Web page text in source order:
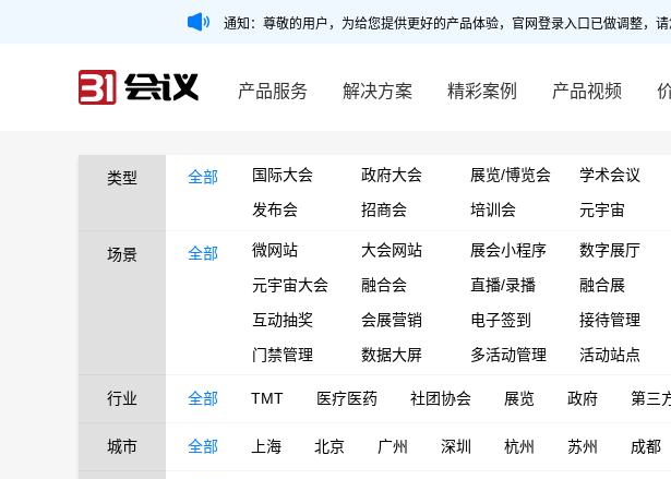
通知：尊敬的用户，为给您提供更好的产品体验，官网登录入口已做调整，
产品服务 解决方案 精彩案例 产品视频
类型 全部 国际大会 政府大会 展览/博览会 学术会议
发布会
招商会 培训会 元宇宙
场景 全部 微网站 大会网站 展会小程序 数字展厅
元宇宙大会
融合会 直播/录播 融合展
互动抽奖
会展营销 电子签到 接待管理
门禁管理
数据大屏 多活动管理 活动站点
行业 全部 TMT 医疗医药 社团协会 展览 政府 第三
城市 全部 上海 北京 广州 深圳 杭州 苏州 成都